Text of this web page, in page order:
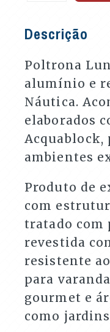
Náutica
e
Áreas
quantidade
Descrição
Poltrona
alumínio e
Náutica.
elaborados
Acquablock,
ambientes
Produto de
com
tratado com
revestida
resistente
para
gourmet e
como